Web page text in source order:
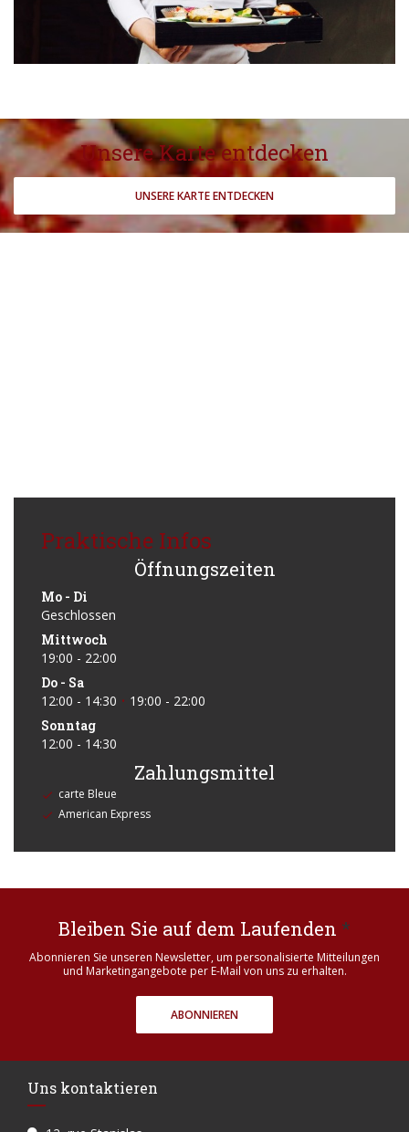
Unsere Karte entdecken
UNSERE KARTE ENTDECKEN
Praktische Infos
Öffnungszeiten
Mo - Di
Geschlossen
Mittwoch
19:00 - 22:00
Do - Sa
12:00 - 14:30 • 19:00 - 22:00
Sonntag
12:00 - 14:30
Zahlungsmittel
carte Bleue
American Express
Bleiben Sie auf dem Laufenden *
Abonnieren Sie unseren Newsletter, um personalisierte Mitteilungen
und Marketingangebote per E-Mail von uns zu erhalten.
ABONNIEREN
Uns kontaktieren